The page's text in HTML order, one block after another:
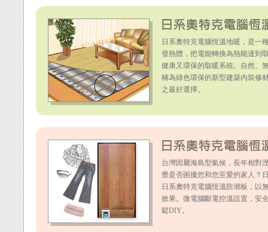
日系奧特克電腦恆溫地暖，是一
發熱體，把電能轉換為熱能達到
健康又環保的取暖系統。自然、
稱為綠色環保的新型建築內裝修
之最好選擇。
台灣因屬海島型氣候，長年相對
覺是否困擾您和您至愛的家人？
日系奧特克電腦恆溫防潮板，以
效果。微電腦斷電控溫設置，安
鬆DIY。